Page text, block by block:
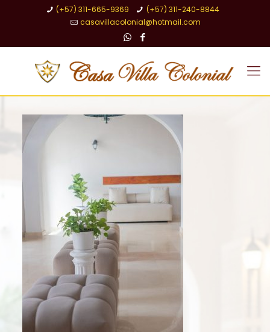
(+57) 311-665-9369
(+57) 311-240-8844
casavillacolonial@hotmail.com